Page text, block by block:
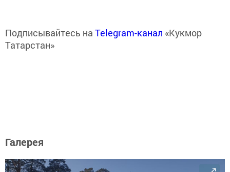
Подписывайтесь на Telegram-канал «Кукмор
Татарстан»
Галерея